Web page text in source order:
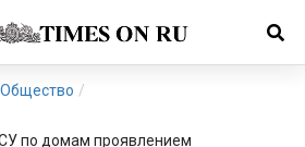
Общество /
по домам проявлением